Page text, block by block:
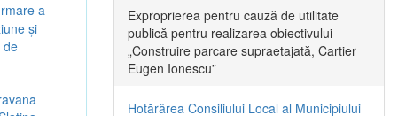
a
și
de
Exproprierea pentru cauză de utilitate
publică pentru realizarea obiectivului
„Construire parcare supraetajată, Cartier
Eugen Ionescu”
Hotărârea Consiliului Local al Municipiului